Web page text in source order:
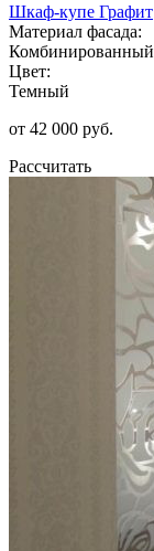
Шкаф-купе Графит
Материал фасада:
Комбинированный
Цвет:
Темный
от 42 000 руб.
Рассчитать